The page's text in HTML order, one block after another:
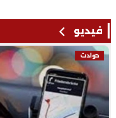
فيديو
حوادث